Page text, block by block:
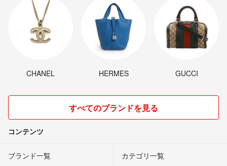
CHANEL HERMES GUCCI
すべてのブランドを見る
コンテンツ
ブランド一覧 カテゴリ一覧